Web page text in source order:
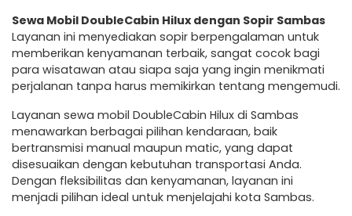
Sewa Mobil DoubleCabin Hilux dengan Sopir Sambas
Layanan ini menyediakan sopir berpengalaman untuk
memberikan kenyamanan terbaik, sangat cocok bagi
para wisatawan atau siapa saja yang ingin menikmati
perjalanan tanpa harus memikirkan tentang mengemudi.
Layanan sewa mobil DoubleCabin Hilux di Sambas
menawarkan berbagai pilihan kendaraan, baik
bertransmisi manual maupun matic, yang dapat
disesuaikan dengan kebutuhan transportasi Anda.
Dengan fleksibilitas dan kenyamanan, layanan ini
menjadi pilihan ideal untuk menjelajahi kota Sambas.